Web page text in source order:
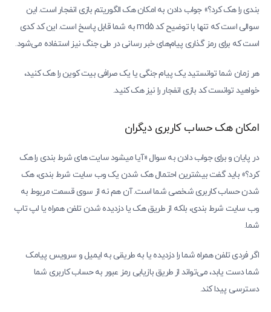
بندی را هک کرد؟» جواب دادن به امکان هک الگوریتم بازی انفجار است. این
سوالی است که تنها با توضیح کد md5 به شما قابل پاسخ است. این کد کدی
است که برای رمز گذاری پیام‌های خبر رسانی در طی جنگ نیز استفاده می‌شود.
هر زمان شما توانستید یک پیام جنگی یا یک صرافی بیت کوین را هک کنید،
خواهید توانست کد بازی انفجار را نیز هک کنید.
امکان هک حساب کاربری دیگران
در پایان و برای جواب دادن به سوال «آیا میشود سایت های شرط بندی را هک
کرد؟» باید گفت بیشترین احتمال هک شدن یک وب سایت شرط بندی، هک
شدن حساب کاربری شخصی شما است. آن هم نه از سوی قسمت مربوط به
وب سایت شرط بندی، بلکه از طریق هک یا دزدیده شدن تلفن همراه یا لپ تاپ
شما.
اگر فردی تلفن همراه شما را دزدیده یا به‌ طریقی به ایمیل و سرویس پیامک
شما دست یابد، می‌تواند از طریق بازیابی رمز عبور به حساب کاربری شما
دسترسی پیدا کند.